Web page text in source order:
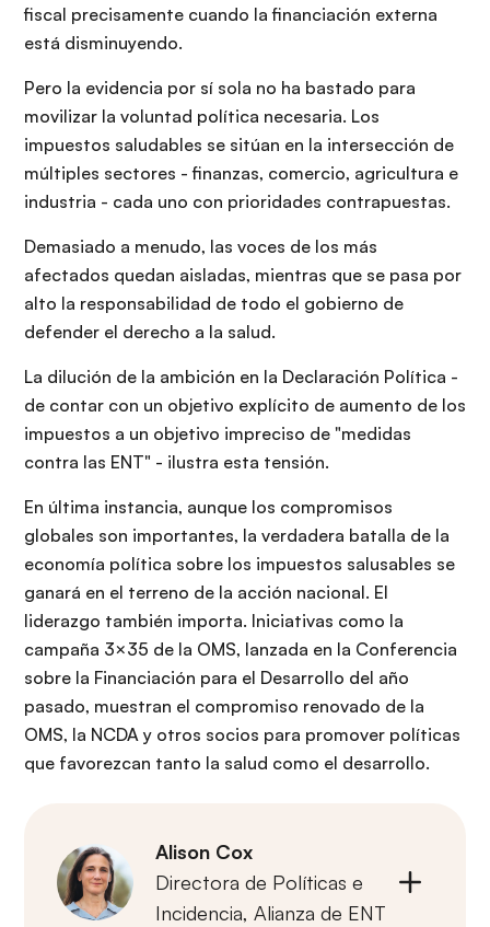
fiscal precisamente cuando la financiación externa
está disminuyendo.
Pero la evidencia por sí sola no ha bastado para
movilizar la voluntad política necesaria. Los
impuestos saludables se sitúan en la intersección de
múltiples sectores - finanzas, comercio, agricultura e
industria - cada uno con prioridades contrapuestas.
Demasiado a menudo, las voces de los más
afectados quedan aisladas, mientras que se pasa por
alto la responsabilidad de todo el gobierno de
defender el derecho a la salud.
La dilución de la ambición en la Declaración Política -
de contar con un objetivo explícito de aumento de los
impuestos a un objetivo impreciso de "medidas
contra las ENT" - ilustra esta tensión.
En última instancia, aunque los compromisos
globales son importantes, la verdadera batalla de la
economía política sobre los impuestos salusables se
ganará en el terreno de la acción nacional. El
liderazgo también importa. Iniciativas como la
campaña 3×35 de la OMS, lanzada en la Conferencia
sobre la Financiación para el Desarrollo del año
pasado, muestran el compromiso renovado de la
OMS, la NCDA y otros socios para promover políticas
que favorezcan tanto la salud como el desarrollo.
Alison Cox
Directora de Políticas e
Incidencia, Alianza de ENT